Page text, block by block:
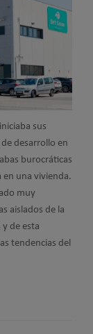
sus
desarrollo en
burocráticas
una vivienda.
muy
aislados de la
de esta
tendencias del